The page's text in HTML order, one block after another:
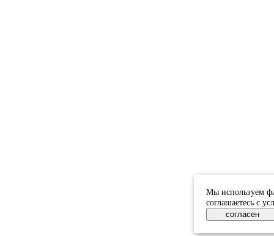
Мы используем
соглашаетесь с
согласен